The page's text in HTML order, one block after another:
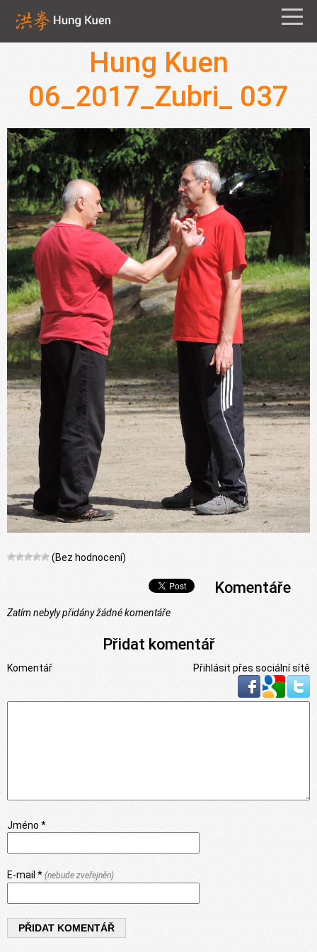
Hung Kuen
06_2017_Zubri_ 037
(Bez hodnocení)
Komentáře
Zatím nebyly přidány žádné komentáře
Přidat komentář
Přihlásit přes sociální sítě
Komentář
Jméno *
E-mail * (nebude zveřejněn)